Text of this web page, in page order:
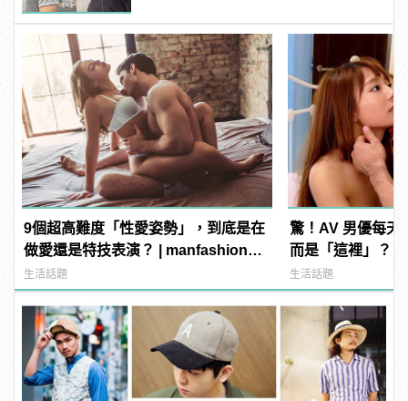
9個超高難度「性愛姿勢」，到底是在
做愛還是特技表演？ | manfashion這
樣變型男
生活話題
驚！AV 男優每天
而是「這裡」？ |
型男
生活話題